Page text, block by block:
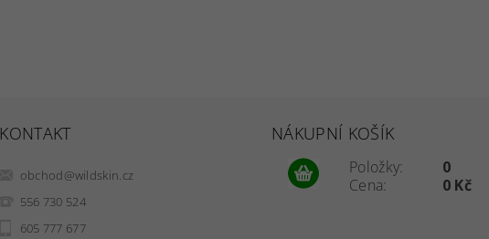
KONTAKT
obchod@wildskin.cz
556 730 524
605 777 677
NÁKUPNÍ KOŠÍK
Položky:
Cena:
0
0 Kč